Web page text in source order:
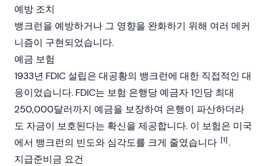
예방 조치
뱅크런을 예방하거나 그 영향을 완화하기 위해 여러 메커
니즘이 구현되었습니다.
예금 보험
1933년 FDIC 설립은 대공황의 뱅크런에 대한 직접적인 대
응이었습니다. FDIC는 보험 은행당 예금자 1인당 최대
250,000달러까지 예금을 보장하여 은행이 파산하더라
도 자금이 보호된다는 확신을 제공합니다. 이 보험은 미국
에서 뱅크런의 빈도와 심각도를 크게 줄였습니다 [1].
지급준비금 요건